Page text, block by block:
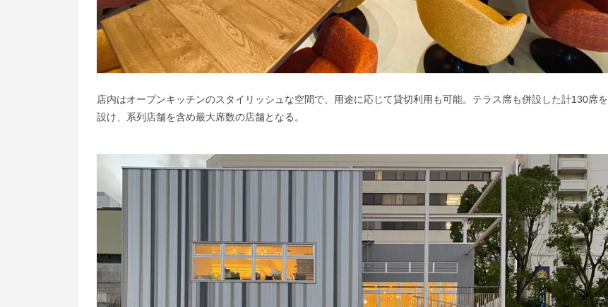
店内はオープンキッチンのスタイリッシュな空間で、用途に応じて貸切利用も可能。テラス席も併設した計130席を
設け、系列店舗を含め最大席数の店舗となる。